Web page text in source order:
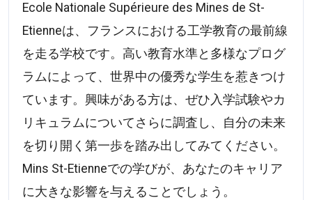
Ecole Nationale Supérieure des Mines de St-
Etienneは、フランスにおける工学教育の最前線
を走る学校です。高い教育水準と多様なプログ
ラムによって、世界中の優秀な学生を惹きつけ
ています。興味がある方は、ぜひ入学試験やカ
リキュラムについてさらに調査し、自分の未来
を切り開く第一歩を踏み出してみてください。
Mins St-Etienneでの学びが、あなたのキャリア
に大きな影響を与えることでしょう。